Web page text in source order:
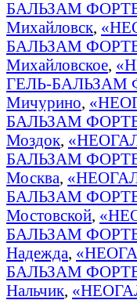
БАЛЬЗАМ
Михайловск,
БАЛЬЗАМ
Михайловское,
ГЕЛЬ-БАЛЬЗАМ
Мичурино,
БАЛЬЗАМ
Моздок,
БАЛЬЗАМ
Москва,
БАЛЬЗАМ
Мостовской,
БАЛЬЗАМ
Надежда,
БАЛЬЗАМ
Нальчик,